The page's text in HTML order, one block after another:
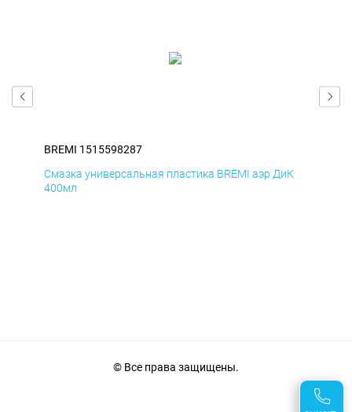
BREMI 1515598287
Смазка универсальная пластика BREMI аэр ДиК
400мл
© Все права защищены.